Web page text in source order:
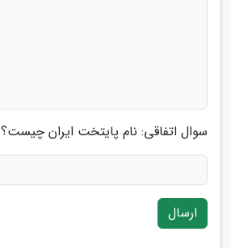
سوال اتفاقی: نام پایتخت ایران چیست؟
ارسال